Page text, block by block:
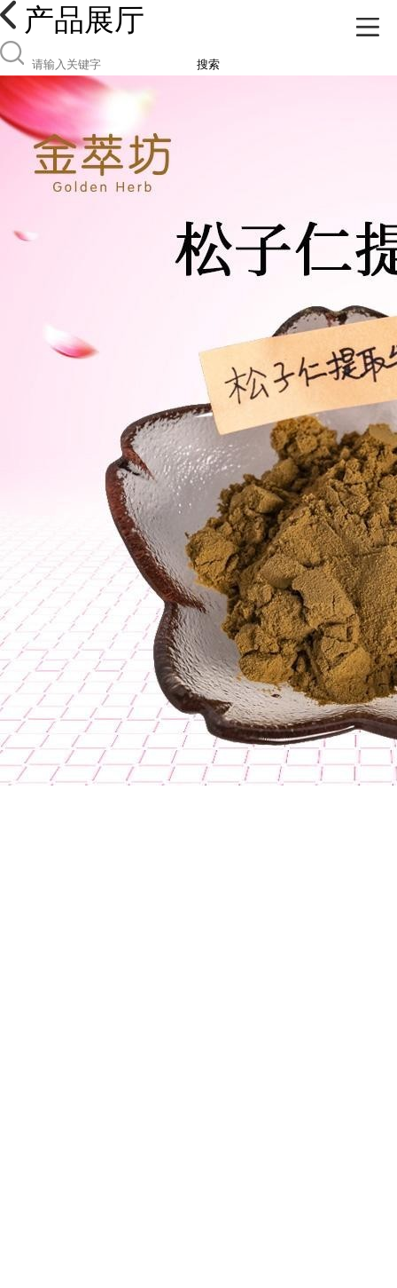
产品展厅
搜索